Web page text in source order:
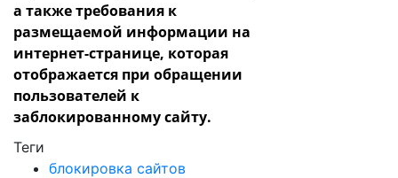
а также требования к
размещаемой информации на
интернет-странице, которая
отображается при обращении
пользователей к
заблокированному сайту.
Теги
блокировка сайтов